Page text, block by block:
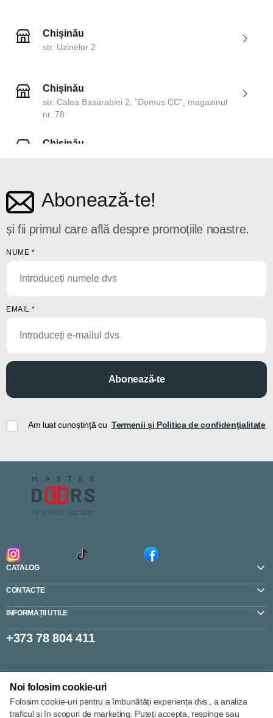
Chișinău
str. Uzinelor 2
Chișinău
str. Calea Basarabiei 2, ”Domus CC”, magazinul
nr. 78
Chișinău
Abonează-te!
și fii primul care află despre promoțiile noastre.
NUME *
EMAIL *
Abonează-te
Am luat cunoștință cu Termenii și Politica de confidențialitate
CATALOG
CONTACTE
INFORMAȚII UTILE
+373 78 804 411
Setări cookie-uri
Politica de cookie-uri
Noi folosim cookie-uri
Folosim cookie-uri pentru a îmbunătăți experiența dvs., a analiza
traficul și în scopuri de marketing. Puteți accepta, respinge sau